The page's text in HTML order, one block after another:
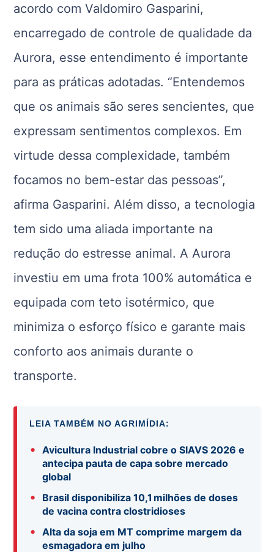
acordo com Valdomiro Gasparini,
encarregado de controle de qualidade da
Aurora, esse entendimento é importante
para as práticas adotadas. “Entendemos
que os animais são seres sencientes, que
expressam sentimentos complexos. Em
virtude dessa complexidade, também
focamos no bem-estar das pessoas”,
afirma Gasparini. Além disso, a tecnologia
tem sido uma aliada importante na
redução do estresse animal. A Aurora
investiu em uma frota 100% automática e
equipada com teto isotérmico, que
minimiza o esforço físico e garante mais
conforto aos animais durante o
transporte.
LEIA TAMBÉM NO AGRIMÍDIA:
•
Avicultura Industrial cobre o SIAVS 2026 e
antecipa pauta de capa sobre mercado
global
•
Brasil disponibiliza 10,1 milhões de doses
de vacina contra clostridioses
•
Alta da soja em MT comprime margem da
esmagadora em julho